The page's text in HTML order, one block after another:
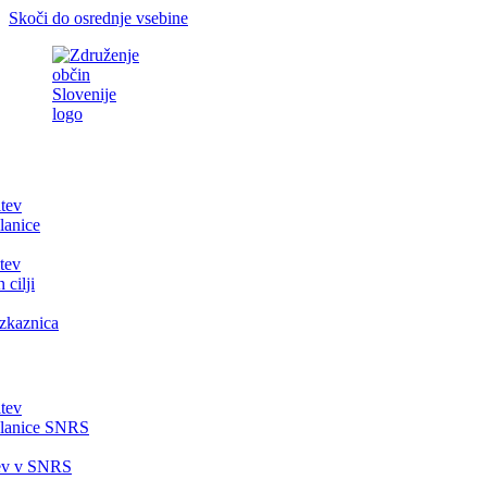
Skoči do osrednje vsebine
cilji
SNRS
v SNRS